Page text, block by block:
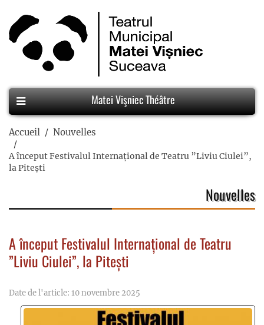
Matei Vişniec Théâtre
Accueil Nouvelles
A început Festivalul Internațional de Teatru ”Liviu Ciulei”,
la Pitești
Nouvelles
A început Festivalul Internațional de Teatru
”Liviu Ciulei”, la Pitești
Date de l'article: 10 novembre 2025